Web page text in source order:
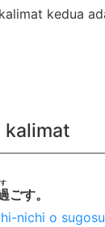
kedua
kalimat
す
ごす。
nichi o